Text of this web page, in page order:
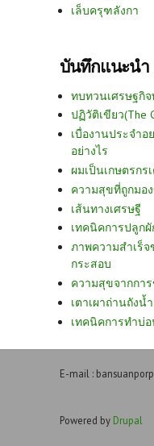
เล็บครุฑลังกา
บันทึกแนะนำ
ทบทวนเศรษฐกิจ
ปฏิวัติเขียว(The
เบื่องานประจำอ
อย่างไร
ผมเป็นเกษตรก
ความสุขที่ถูกมอ
เส้นทางเศรษฐี
เทคนิคการปลูก
ภาพความสำเร็จ
กระสอบ
ความสุขจากกา
เตาเผาถ่านถังน้
เทคนิคการทำบ่
E-mail :
Powered by Drupal